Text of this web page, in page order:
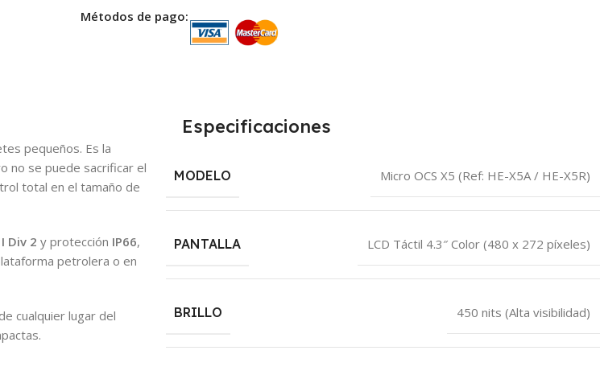
Métodos de pago:
pequeños. Es la
no se puede sacrificar el
total en el tamaño de
Div 2 y protección IP66,
petrolera o en
cualquier lugar del
Especificaciones
MODELO Micro OCS X5 (Ref: HE-X5A / HE-X5R)
PANTALLA LCD Táctil 4.3″ Color (480 x 272 píxeles)
BRILLO 450 nits (Alta visibilidad)